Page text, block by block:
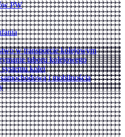
PW
w transporcie kolejowym
taboru kolejowego
kolei
i mobilnością